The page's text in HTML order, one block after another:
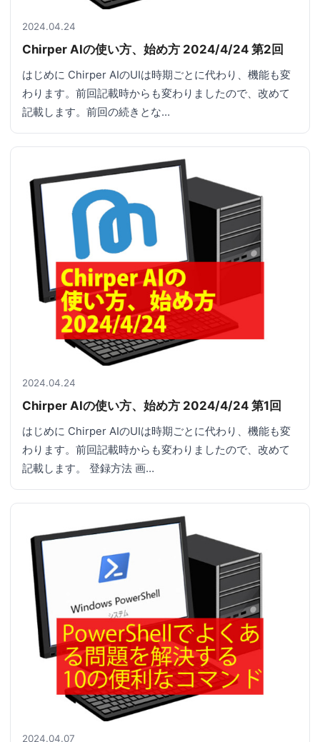
2024.04.24
Chirper AIの使い方、始め方 2024/4/24 第2回
はじめに Chirper AIのUIは時期ごとに代わり、機能も変
わります。前回記載時からも変わりましたので、改めて
記載します。前回の続きとな…
2024.04.24
Chirper AIの使い方、始め方 2024/4/24 第1回
はじめに Chirper AIのUIは時期ごとに代わり、機能も変
わります。前回記載時からも変わりましたので、改めて
記載します。 登録方法 画…
2024.04.07